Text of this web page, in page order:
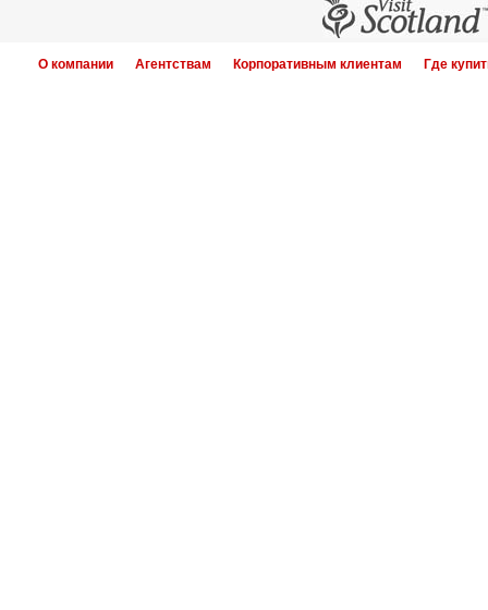
О компании Агентствам Корпоративным клиентам Где